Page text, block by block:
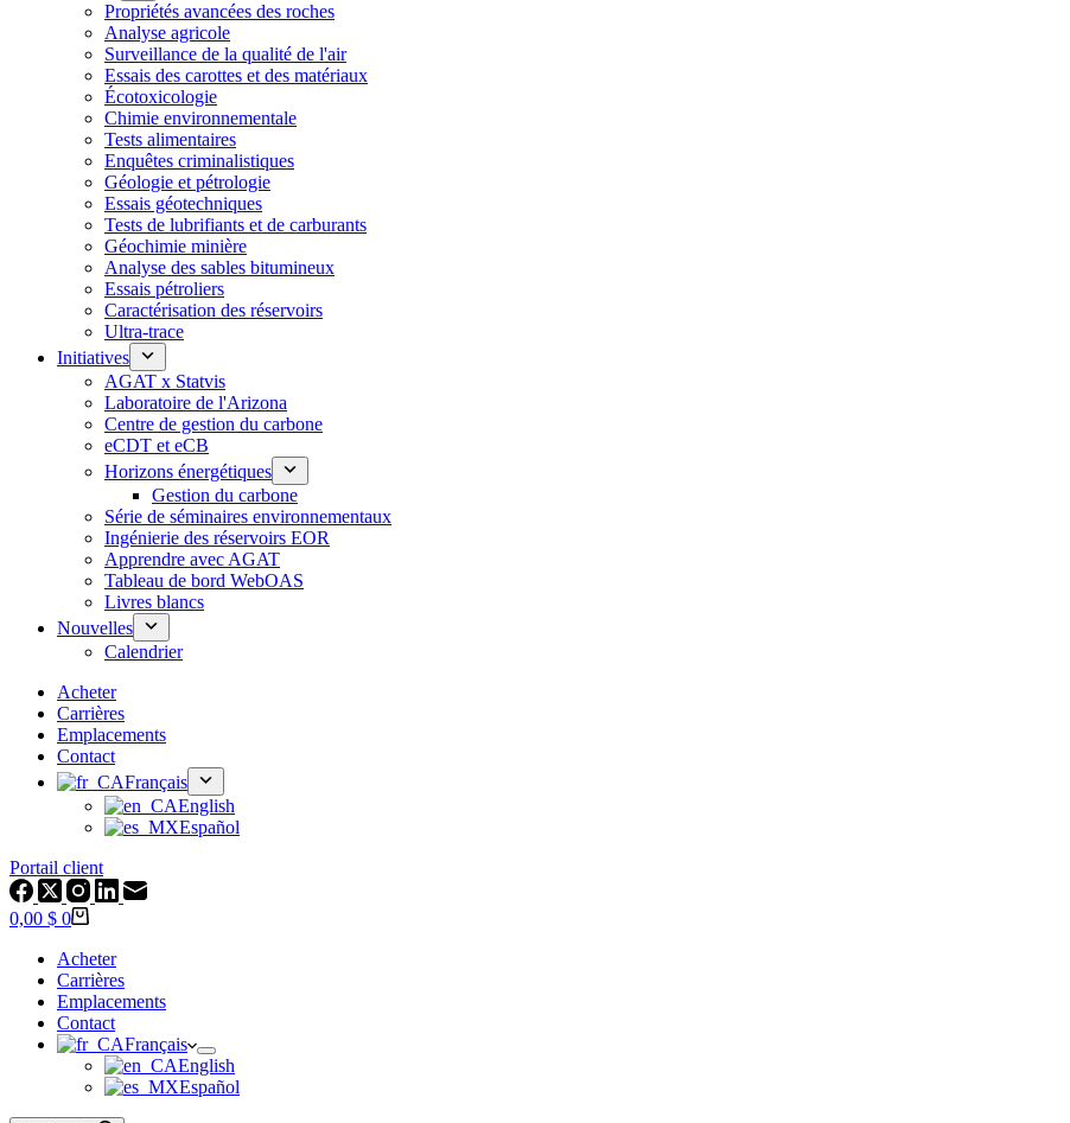
Propriétés avancées des roches
Analyse agricole
Surveillance de la qualité de l'air
Essais des carottes et des matériaux
Écotoxicologie
Chimie environnementale
Tests alimentaires
Enquêtes criminalistiques
Géologie et pétrologie
Essais géotechniques
Tests de lubrifiants et de carburants
Géochimie minière
Analyse des sables bitumineux
Essais pétroliers
Caractérisation des réservoirs
Ultra-trace
Initiatives
AGAT x Statvis
Laboratoire de l'Arizona
Centre de gestion du carbone
eCDT et eCB
Horizons énergétiques
Gestion du carbone
Série de séminaires environnementaux
Ingénierie des réservoirs EOR
Apprendre avec AGAT
Tableau de bord WebOAS
Livres blancs
Nouvelles
Calendrier
Acheter
Carrières
Emplacements
Contact
Français
English
Español
Portail client
Panier
0,00 $ 0
Acheter
Carrières
Emplacements
Contact
Français
English
Español